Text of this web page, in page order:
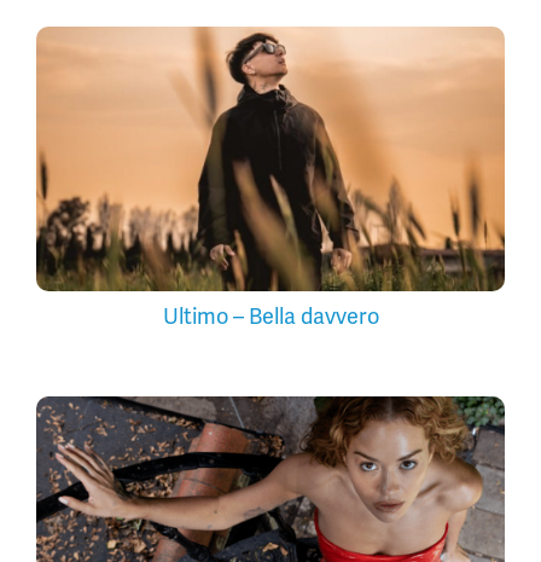
Ultimo – Bella davvero